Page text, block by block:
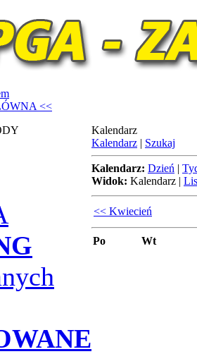
<<
Kalendarz
Kalendarz | Szukaj
Kalendarz: Dzień |
Widok: Kalendarz |
<< Kwiecień
Po Wt